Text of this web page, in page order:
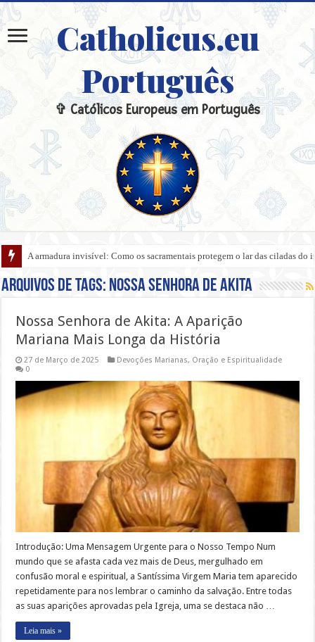
Catholicus.eu
Português
✞ Católicos Europeus em Português
A armadura invisível: Como os sacramentais protegem o lar das ciladas do
Arquivos de tags: Nossa Senhora de Akita
Nossa Senhora de Akita: A Aparição
Mariana Mais Longa da História
27 de Março de 2025 Devoções Marianas, Oração e Espiritualidade
0
Introdução: Uma Mensagem Urgente para o Nosso Tempo Num
mundo que se afasta cada vez mais de Deus, mergulhado em
confusão moral e espiritual, a Santíssima Virgem Maria tem aparecido
repetidamente para nos lembrar o caminho da salvação. Entre todas
as suas aparições aprovadas pela Igreja, uma se destaca não …
Leia mais »